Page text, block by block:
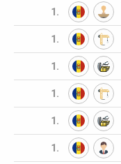
1.
1.
1.
1.
1.
1.